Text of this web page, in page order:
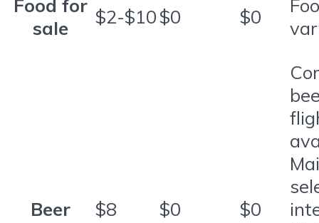
Food for
sale
$2-$10$0 $0
Beer $8 $0 $0